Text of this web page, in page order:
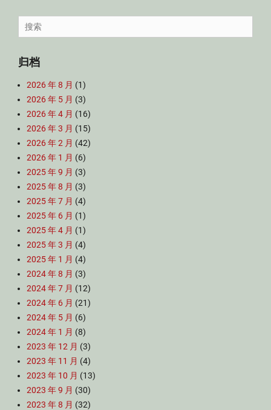
Search
for:
归档
2026 年 8 月 (1)
2026 年 5 月 (3)
2026 年 4 月 (16)
2026 年 3 月 (15)
2026 年 2 月 (42)
2026 年 1 月 (6)
2025 年 9 月 (3)
2025 年 8 月 (3)
2025 年 7 月 (4)
2025 年 6 月 (1)
2025 年 4 月 (1)
2025 年 3 月 (4)
2025 年 1 月 (4)
2024 年 8 月 (3)
2024 年 7 月 (12)
2024 年 6 月 (21)
2024 年 5 月 (6)
2024 年 1 月 (8)
2023 年 12 月 (3)
2023 年 11 月 (4)
2023 年 10 月 (13)
2023 年 9 月 (30)
2023 年 8 月 (32)